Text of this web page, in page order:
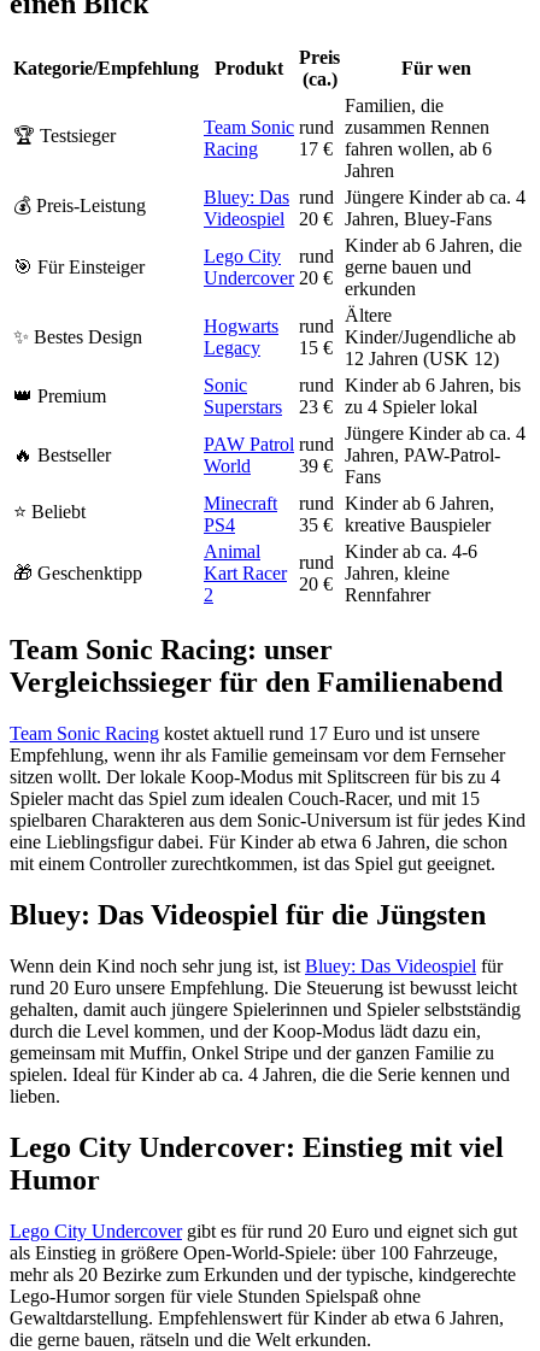
Kategorie/Empfehlung Produkt
Preis
(ca.)
Für wen
🏆 Testsieger
Team Sonic
Racing
rund
17 €
Familien, die
zusammen Rennen
fahren wollen, ab 6
Jahren
💰 Preis-Leistung
Bluey: Das
Videospiel
rund
20 €
Jüngere Kinder ab ca. 4
Jahren, Bluey-Fans
🎯 Für Einsteiger
Lego City
Undercover
rund
20 €
Kinder ab 6 Jahren, die
gerne bauen und
erkunden
✨ Bestes Design
Hogwarts
Legacy
rund
15 €
Ältere
Kinder/Jugendliche ab
12 Jahren (USK 12)
👑 Premium
Sonic
Superstars
rund
23 €
Kinder ab 6 Jahren, bis
zu 4 Spieler lokal
🔥 Bestseller
PAW Patrol
World
rund
39 €
Jüngere Kinder ab ca. 4
Jahren, PAW-Patrol-
Fans
⭐ Beliebt
Minecraft
PS4
rund
35 €
Kinder ab 6 Jahren,
kreative Bauspieler
🎁 Geschenktipp
Animal
Kart Racer
2
rund
20 €
Kinder ab ca. 4-6
Jahren, kleine
Rennfahrer
Team Sonic Racing: unser
Vergleichssieger für den Familienabend
Team Sonic Racing kostet aktuell rund 17 Euro und ist unsere
Empfehlung, wenn ihr als Familie gemeinsam vor dem Fernseher
sitzen wollt. Der lokale Koop-Modus mit Splitscreen für bis zu 4
Spieler macht das Spiel zum idealen Couch-Racer, und mit 15
spielbaren Charakteren aus dem Sonic-Universum ist für jedes Kind
eine Lieblingsfigur dabei. Für Kinder ab etwa 6 Jahren, die schon
mit einem Controller zurechtkommen, ist das Spiel gut geeignet.
Bluey: Das Videospiel für die Jüngsten
Wenn dein Kind noch sehr jung ist, ist Bluey: Das Videospiel für
rund 20 Euro unsere Empfehlung. Die Steuerung ist bewusst leicht
gehalten, damit auch jüngere Spielerinnen und Spieler selbstständig
durch die Level kommen, und der Koop-Modus lädt dazu ein,
gemeinsam mit Muffin, Onkel Stripe und der ganzen Familie zu
spielen. Ideal für Kinder ab ca. 4 Jahren, die die Serie kennen und
lieben.
Lego City Undercover: Einstieg mit viel
Humor
Lego City Undercovergibt es für rund 20 Euro und eignet sich gut
als Einstieg in größere Open-World-Spiele: über 100 Fahrzeuge,
mehr als 20 Bezirke zum Erkunden und der typische, kindgerechte
Lego-Humor sorgen für viele Stunden Spielspaß ohne
Gewaltdarstellung. Empfehlenswert für Kinder ab etwa 6 Jahren,
die gerne bauen, rätseln und die Welt erkunden.